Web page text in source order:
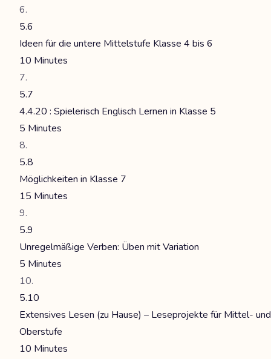
5.6
Ideen für die untere Mittelstufe Klasse 4 bis 6
10 Minutes
5.7
4.4.20 : Spielerisch Englisch Lernen in Klasse 5
5 Minutes
5.8
Möglichkeiten in Klasse 7
15 Minutes
5.9
Unregelmäßige Verben: Üben mit Variation
5 Minutes
5.10
Extensives Lesen (zu Hause) – Leseprojekte für Mittel- und
Oberstufe
10 Minutes